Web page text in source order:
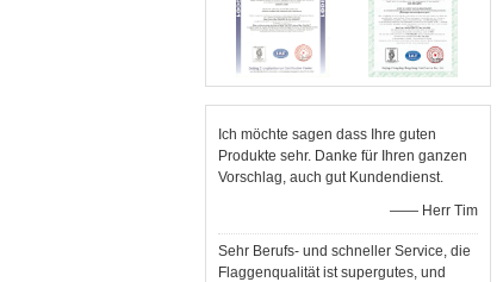
Ich möchte sagen dass Ihre guten
Produkte sehr. Danke für Ihren ganzen
Vorschlag, auch gut Kundendienst.
—— Herr Tim
Sehr Berufs- und schneller Service, die
Flaggenqualität ist supergutes, und